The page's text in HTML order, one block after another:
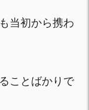
当初から携わ
ことばかりで